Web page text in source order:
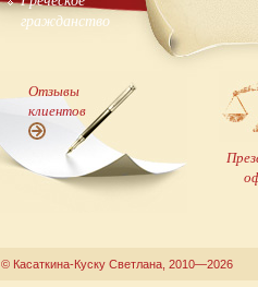
гражданство
Отзывы
клиентов
© Касаткина-Куску Светлана, 2010—2026